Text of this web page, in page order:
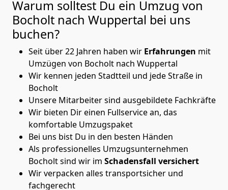
Warum solltest Du ein Umzug von
Bocholt nach Wuppertal bei uns
buchen?
Seit über 22 Jahren haben wir Erfahrungen mit
Umzügen von Bocholt nach Wuppertal
Wir kennen jeden Stadtteil und jede Straße in
Bocholt
Unsere Mitarbeiter sind ausgebildete Fachkräfte
Wir bieten Dir einen Fullservice an, das
komfortable Umzugspaket
Bei uns bist Du in den besten Händen
Als professionelles Umzugsunternehmen
Bocholt sind wir im Schadensfall versichert
Wir verpacken alles transportsicher und
fachgerecht